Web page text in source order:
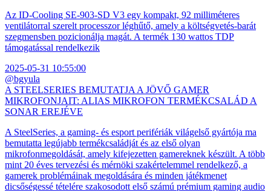
Az ID-Cooling SE-903-SD V3 egy kompakt, 92 milliméteres
ventilátorral szerelt processzor léghűtő, amely a költségvetés-barát
szegmensben pozicionálja magát. A termék 130 wattos TDP
támogatással rendelkezik
2025-05-31 10:55:00
@bgyula
A STEELSERIES BEMUTATJA A JÖVŐ GAMER
MIKROFONJAIT: ALIAS MIKROFON TERMÉKCSALÁD A
SONAR EREJÉVE
A SteelSeries, a gaming- és esport perifériák világelső gyártója ma
bemutatta legújabb termékcsaládját és az első olyan
mikrofonmegoldását, amely kifejezetten gamereknek készült. A több
mint 20 éves tervezési és mérnöki szakértelemmel rendelkező, a
gamerek problémáinak megoldására és minden játékmenet
dicsőségessé tételére szakosodott első számú prémium gaming audio